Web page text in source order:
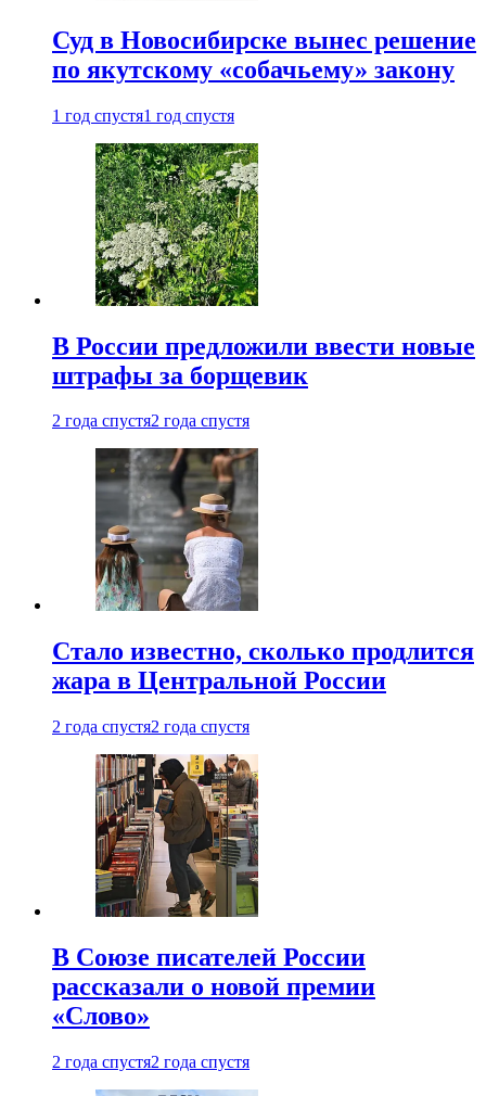
Суд в Новосибирске вынес решение
по якутскому «собачьему» закону
1 год спустя1 год спустя
В России предложили ввести новые
штрафы за борщевик
2 года спустя2 года спустя
Стало известно, сколько продлится
жара в Центральной России
2 года спустя2 года спустя
В Союзе писателей России
рассказали о новой премии
«Слово»
2 года спустя2 года спустя